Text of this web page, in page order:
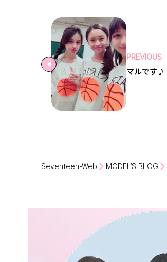
PREVIOUS
マルです♪
Seventeen-Web MODEL’S BLOG